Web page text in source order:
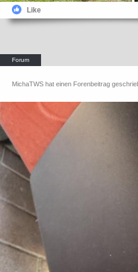
Like
MichaTWS hat einen Forenbeitrag